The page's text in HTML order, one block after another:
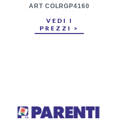
ART COLRGP4160
VEDI I
PREZZI >